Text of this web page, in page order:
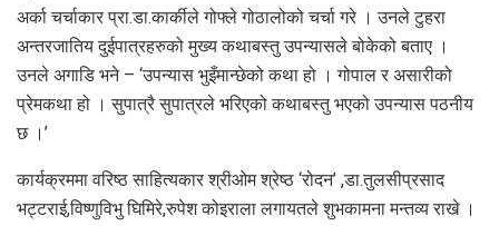
अर्का चर्चाकार प्रा.डा.कार्कीले गोफ्ले गोठालोको चर्चा गरे । उनले टुहरा
अन्तरजातिय दुईपात्रहरुको मुख्य कथाबस्तु उपन्यासले बोकेको बताए ।
उनले अगाडि भने – ‘उपन्यास भुइँमान्छेको कथा हो । गोपाल र असारीको
प्रेमकथा हो । सुपात्रै सुपात्रले भरिएको कथाबस्तु भएको उपन्यास पठनीय
छ ।’
कार्यक्रममा वरिष्ठ साहित्यकार श्रीओम श्रेष्ठ ‘रोदन’ ,डा.तुलसीप्रसाद
भट्टराई,विष्णुविभु घिमिरे,रुपेश कोइराला लगायतले शुभकामना मन्तव्य राखे ।